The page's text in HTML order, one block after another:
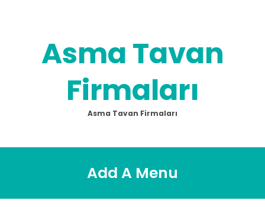
Asma Tavan
Firmaları
Asma Tavan Firmaları
Add A Menu